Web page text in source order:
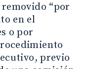
“por
en el
o por
previo